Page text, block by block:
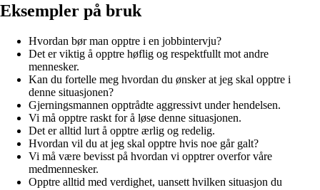
Eksempler på bruk
Hvordan bør man opptre i en jobbintervju?
Det er viktig å opptre høflig og respektfullt mot andre
mennesker.
Kan du fortelle meg hvordan du ønsker at jeg skal opptre i
denne situasjonen?
Gjerningsmannen opptrådte aggressivt under hendelsen.
Vi må opptre raskt for å løse denne situasjonen.
Det er alltid lurt å opptre ærlig og redelig.
Hvordan vil du at jeg skal opptre hvis noe går galt?
Vi må være bevisst på hvordan vi opptrer overfor våre
medmennesker.
Opptre alltid med verdighet, uansett hvilken situasjon du